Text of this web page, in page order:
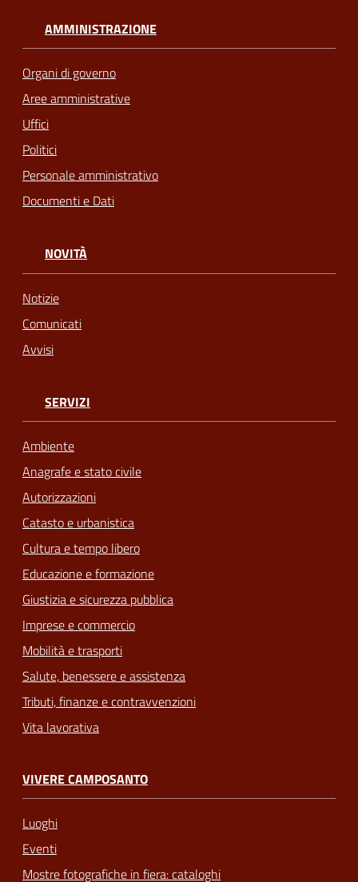
AMMINISTRAZIONE
Organi di governo
Aree amministrative
Uffici
Politici
Personale amministrativo
Documenti e Dati
NOVITÀ
Notizie
Comunicati
Avvisi
SERVIZI
Ambiente
Anagrafe e stato civile
Autorizzazioni
Catasto e urbanistica
Cultura e tempo libero
Educazione e formazione
Giustizia e sicurezza pubblica
Imprese e commercio
Mobilità e trasporti
Salute, benessere e assistenza
Tributi, finanze e contravvenzioni
Vita lavorativa
VIVERE CAMPOSANTO
Luoghi
Eventi
Mostre fotografiche in fiera: cataloghi